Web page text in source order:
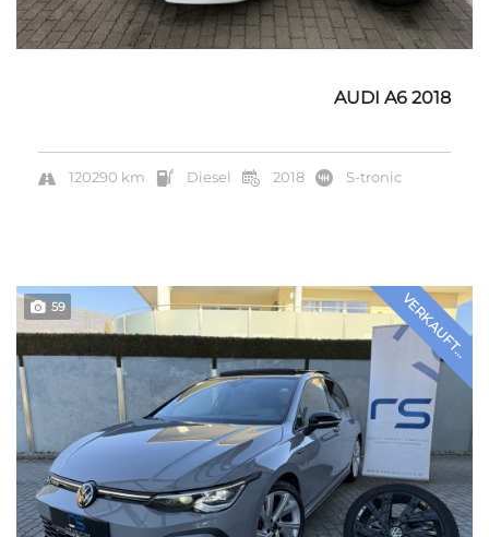
AUDI A6 2018
120290 km Diesel 2018 S-tronic
VERKAUFT...
59